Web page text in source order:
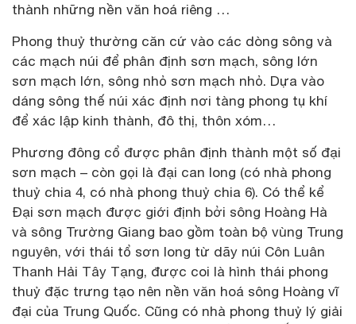
thành những nền văn hoá riêng …
Phong thuỷ thường căn cứ vào các dòng sông và
các mạch núi để phân định sơn mạch, sông lớn
sơn mạch lớn, sông nhỏ sơn mạch nhỏ. Dựa vào
dáng sông thế núi xác định nơi tàng phong tụ khí
để xác lập kinh thành, đô thị, thôn xóm…
Phương đông cổ được phân định thành một số đại
sơn mạch – còn gọi là đại can long (có nhà phong
thuỷ chia 4, có nhà phong thuỷ chia 6). Có thể kể
Đại sơn mạch được giới định bởi sông Hoàng Hà
và sông Trường Giang bao gồm toàn bộ vùng Trung
nguyên, với thái tổ sơn long từ dãy núi Côn Luân
Thanh Hải Tây Tạng, được coi là hình thái phong
thuỷ đặc trưng tạo nên nền văn hoá sông Hoàng vĩ
đại của Trung Quốc. Cũng có nhà phong thuỷ lý giải